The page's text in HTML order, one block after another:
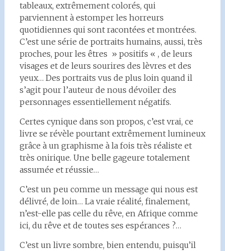
tableaux, extrêmement colorés, qui
parviennent à estomper les horreurs
quotidiennes qui sont racontées et montrées.
C’est une série de portraits humains, aussi, très
proches, pour les êtres » positifs « , de leurs
visages et de leurs sourires des lèvres et des
yeux… Des portraits vus de plus loin quand il
s’agit pour l’auteur de nous dévoiler des
personnages essentiellement négatifs.
Certes cynique dans son propos, c’est vrai, ce
livre se révèle pourtant extrêmement lumineux
grâce à un graphisme à la fois très réaliste et
très onirique. Une belle gageure totalement
assumée et réussie…
C’est un peu comme un message qui nous est
délivré, de loin… La vraie réalité, finalement,
n’est-elle pas celle du rêve, en Afrique comme
ici, du rêve et de toutes ses espérances ?…
C’est un livre sombre, bien entendu, puisqu’il